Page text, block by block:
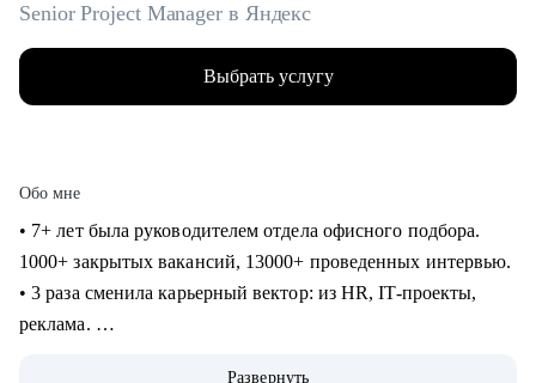
Senior Project Manager в Яндекс
Выбрать услугу
Обо мне
• 7+ лет была руководителем отдела офисного подбора.
1000+ закрытых вакансий, 13000+ проведенных интервью.
• 3 раза сменила карьерный вектор: из HR, IT-проекты,
реклама.
Развернуть